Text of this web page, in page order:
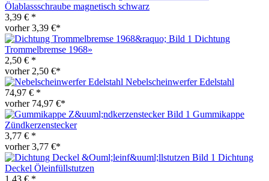
Ölablassschraube magnetisch schwarz
3,39 € *
vorher 3,39 €*
Dichtung
Trommelbremse 1968»
2,50 € *
vorher 2,50 €*
Nebelscheinwerfer Edelstahl
74,97 € *
vorher 74,97 €*
Gummikappe
Zündkerzenstecker
3,77 € *
vorher 3,77 €*
Dichtung
Deckel Öleinfüllstutzen
1,43 € *